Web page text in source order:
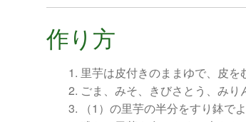
作り方
里芋は皮付きのままゆで、皮を
ごま、みそ、きびさとう、みり
（1）の里芋の半分をすり鉢で